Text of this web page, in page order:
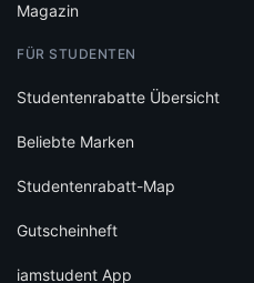
Magazin
FÜR STUDENTEN
Studentenrabatte Übersicht
Beliebte Marken
Studentenrabatt-Map
Gutscheinheft
iamstudent App